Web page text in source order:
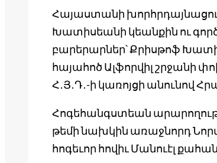
Հայաստանի
Խատիսեանի կեանքին ու
բարերարներ՝ Քրիսթոֆ
հայահոծ Ալֆորվիլ
Հ․Յ․Դ․-ի կառոյցի անունով
Հոգեհանգստեան
թեմի նախկին առաջնորդ
հոգեւոր հովիւ Մանուէլ